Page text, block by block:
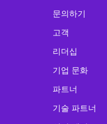
문의하기
고객
리더십
기업 문화
파트너
기술 파트너